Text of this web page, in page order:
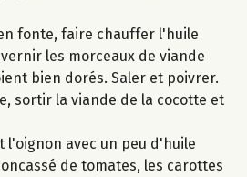
fonte, faire chauffer l'huile
les morceaux de viande
bien dorés. Saler et poivrer.
sortir la viande de la cocotte et
l'oignon avec un peu d'huile
de tomates, les carottes